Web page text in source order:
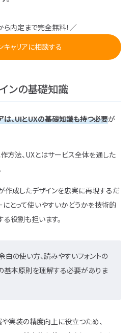
ら内定まで完全無料！／
キャリアに相談する
ンの基礎知識
は、UIとUXの基礎知識も持つ必要が
方法、UXとはサービス全体を通した
作成したデザインを忠実に再現するだ
にとって使いやすいかどうかを技術的
役割も担います。
白の使い方、読みやすいフォントの
基本原則を理解する必要がありま
や実装の精度向上に役立つため、